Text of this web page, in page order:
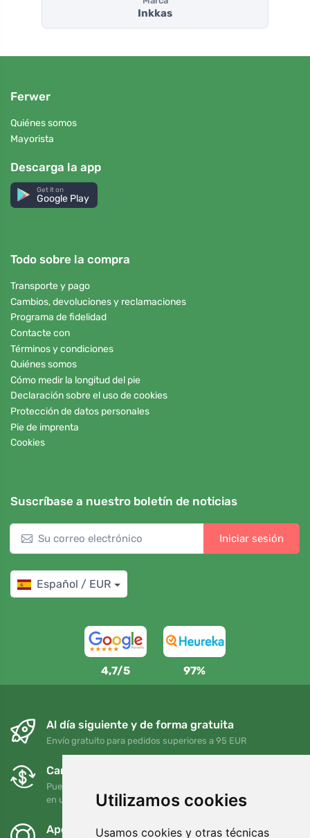
Utilizamos cookies
Usamos cookies y otras técnicas
Inkkas
Ferwer
Quiénes somos
Mayorista
Descarga la app
Get it on
Google Play
Todo sobre la compra
Transporte y pago
Cambios, devoluciones y reclamaciones
Programa de fidelidad
Contacte con
Términos y condiciones
Quiénes somos
Cómo medir la longitud del pie
Declaración sobre el uso de cookies
Protección de datos personales
Pie de imprenta
Cookies
Suscríbase a nuestro boletín de noticias
Iniciar sesión
Español / EUR
4,7/5 97%
Al día siguiente y de forma gratuita
Envío gratuito para pedidos superiores a 95 EUR
Cambios y devoluciones gratuitos
Puede devolver o cambiar su pedido en cualquier momento
en un plazo de 90 días
Apoyamos a Trees.org